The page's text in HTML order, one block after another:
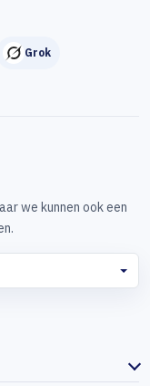
Grok
we kunnen ook een